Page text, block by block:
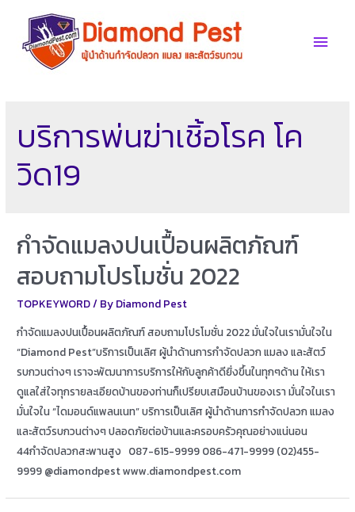
content
Main
บริการพ่นฆ่าเชิ้อโรค โค
วิด19
กำจัดแมลงปนเปื้อนผลิตภัณฑ์
สอบถามโปรโมชั่น 2022
TOPKEYWORD/ By Diamond Pest
กำจัดแมลงปนเปื้อนผลิตภัณฑ์ สอบถามโปรโมชั่น 2022 มั่นใจในเรามั่นใจใน
“Diamond Pest”บริการเป็นเลิศ ผู้นำด้านการกำจัดปลวก แมลง และสัตว์
รบกวนต่างๆ เราจะพัฒนาการบริการให้กับลูกค้าดียิ่งขึ้นในทุกๆด้าน ให้เรา
ดูแลใส่ใจทุกรายละเอียดบ้านของท่านก็เปรียบเสมือนบ้านของเรา มั่นใจในเรา
มั่นใจใน “ไดมอนด์แพลนเนท” บริการเป็นเลิศ ผู้นำด้านการกำจัดปลวก แมลง
และสัตว์รบกวนต่างๆ ปลอดภัยต่อบ้านและครอบครัวคุณอย่างแน่นอน
44กำจัดปลวกสะพานสูง 087-615-9999 086-471-9999 (02)455-
9999 @diamondpest www.diamondpest.com